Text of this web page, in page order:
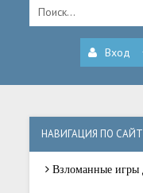
Вход
НАВИГАЦИЯ ПО
Взломанные игры